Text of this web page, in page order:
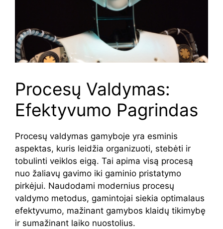
Procesų Valdymas:
Efektyvumo Pagrindas
Procesų valdymas gamyboje yra esminis
aspektas, kuris leidžia organizuoti, stebėti ir
tobulinti veiklos eigą. Tai apima visą procesą
nuo žaliavų gavimo iki gaminio pristatymo
pirkėjui. Naudodami modernius procesų
valdymo metodus, gamintojai siekia optimalaus
efektyvumo, mažinant gamybos klaidų tikimybę
ir sumažinant laiko nuostolius.